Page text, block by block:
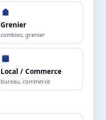
Grenier
combles, grenier
Local / Commerce
bureau, commerce